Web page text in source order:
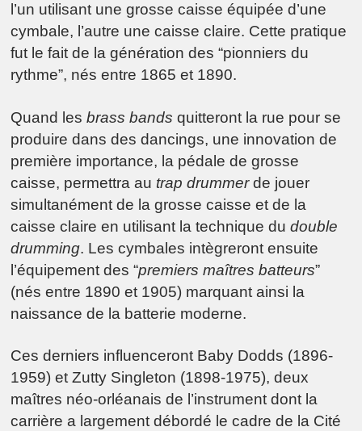
l’un utilisant une grosse caisse équipée d’une
cymbale, l’autre une caisse claire. Cette pratique
fut le fait de la génération des “pionniers du
rythme”, nés entre 1865 et 1890.
Quand lesbrass bands quitteront la rue pour se
produire dans des dancings, une innovation de
première importance, la pédale de grosse
caisse, permettra au trap drummerde jouer
simultanément de la grosse caisse et de la
caisse claire en utilisant la technique dudouble
drumming. Les cymbales intègreront ensuite
l’équipement des “premiers maîtres batteurs”
(nés entre 1890 et 1905) marquant ainsi la
naissance de la batterie moderne.
Ces derniers influenceront Baby Dodds (1896-
1959) et Zutty Singleton (1898-1975), deux
maîtres néo-orléanais de l’instrument dont la
carrière a largement débordé le cadre de la Cité